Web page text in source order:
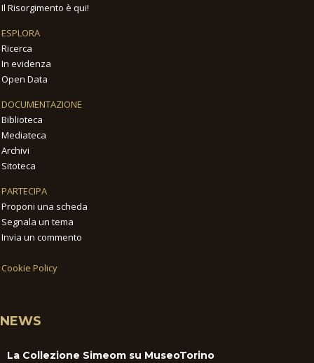
Il Risorgimento è qui!
ESPLORA
Ricerca
In evidenza
Open Data
DOCUMENTAZIONE
Biblioteca
Mediateca
Archivi
Sitoteca
PARTECIPA
Proponi una scheda
Segnala un tema
Invia un commento
Cookie Policy
NEWS
La Collezione Simeom su MuseoTorino